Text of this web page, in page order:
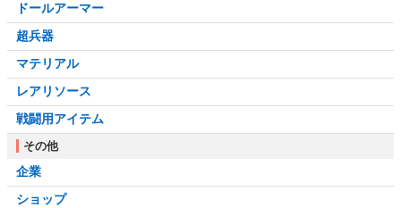
ドールアーマー
超兵器
マテリアル
レアリソース
戦闘用アイテム
その他
企業
ショップ